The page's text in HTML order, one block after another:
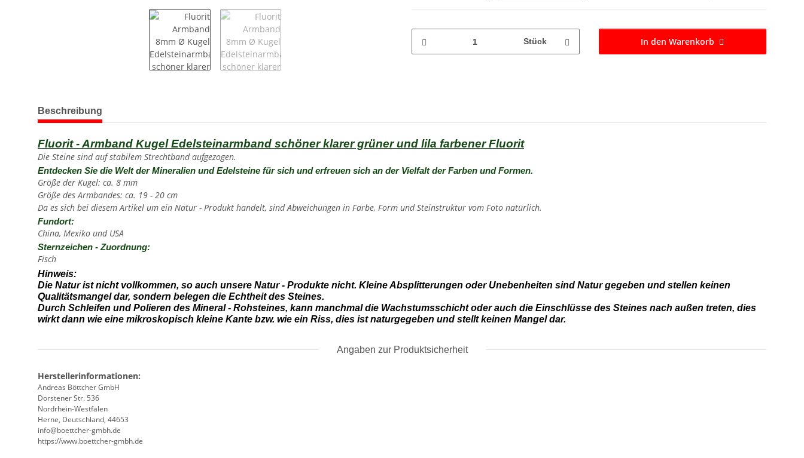
Stück In den Warenkorb
weitere Registerkarten anzeigen
Beschreibung
Fluorit - Armband Kugel Edelsteinarmband schöner klarer grüner und lila farbener Fluorit
Die Steine sind auf stabilem Strechtband aufgezogen.
Entdecken Sie die Welt der Mineralien und Edelsteine für sich und erfreuen sich an der Vielfalt der Farben und Formen.
Größe der Kugel: ca. 8 mm
Größe des Armbandes: ca. 19 - 20 cm
Da es sich bei diesem Artikel um ein Natur - Produkt handelt, sind Abweichungen in Farbe, Form und Steinstruktur vom Foto natürlich.
Fundort:
China, Mexiko und USA
Sternzeichen - Zuordnung:
Fisch
Hinweis:
Die Natur ist nicht vollkommen, so auch unsere Natur - Produkte nicht. Kleine Absplitterungen oder Unebenheiten sind Natur gegeben und stellen keinen
Qualitätsmangel dar, sondern belegen die Echtheit des Steines.
Durch Schleifen und Polieren des Mineral - Rohsteines, kann manchmal die Wachstumsschicht oder auch die Einschlüsse des Steines nach außen treten, dies
wirkt dann wie eine mikroskopisch kleine Kante bzw. wie ein Riss, dies ist naturgegeben und stellt keinen Mangel dar.
Angaben zur Produktsicherheit
Herstellerinformationen:
Andreas Böttcher GmbH
Dorstener Str. 536
Nordrhein-Westfalen
Herne, Deutschland, 44653
info@boettcher-gmbh.de
https://www.boettcher-gmbh.de